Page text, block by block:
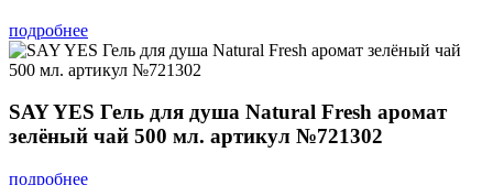
подробнее
SAY YES Гель для душа Natural Fresh аромат
зелёный чай 500 мл. артикул №721302
подробнее